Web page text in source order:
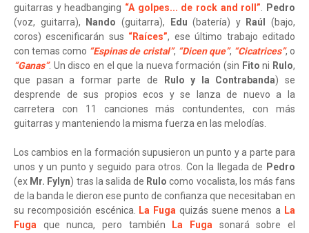
guitarras y headbanging “A golpes... de rock and roll”. Pedro
(voz, guitarra),
Nando (guitarra), Edu (batería) y Raúl
(bajo,
coros) escenificarán sus “Raíces”, ese último trabajo editado
con temas como “Espinas de cristal”, “Dicen que”, “Cicatrices”, o
“Ganas”. Un disco en el que la nueva formación (sin Fito ni Rulo,
que pasan a formar parte de
Rulo y la Contrabanda) se
desprende de sus propios ecos y se lanza de nuevo a la
carretera con 11 canciones más contundentes, con más
guitarras y manteniendo la misma fuerza en las melodías.
Los cambios en la formación supusieron un punto y a parte para
unos y un punto y seguido para otros. Con la llegada de Pedro
(ex Mr. Fylyn) tras la salida de Rulo como vocalista, los más fans
de la banda le dieron ese punto de confianza que necesitaban en
su recomposición escénica. La Fuga quizás suene menos a La
Fuga que nunca, pero también La Fuga sonará sobre el